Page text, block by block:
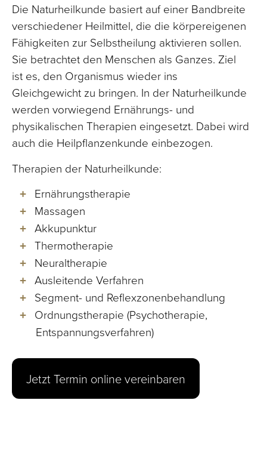
Die Naturheilkunde basiert auf einer Bandbreite
verschiedener Heilmittel, die die körpereigenen
Fähigkeiten zur Selbstheilung aktivieren sollen.
Sie betrachtet den Menschen als Ganzes. Ziel
ist es, den Organismus wieder ins
Gleichgewicht zu bringen. In der Naturheilkunde
werden vorwiegend Ernährungs- und
physikalischen Therapien eingesetzt. Dabei wird
auch die Heilpflanzenkunde einbezogen.
Therapien der Naturheilkunde:
Ernährungstherapie
Massagen
Akkupunktur
Thermotherapie
Neuraltherapie
Ausleitende Verfahren
Segment- und Reflexzonenbehandlung
Ordnungstherapie (Psychotherapie,
Entspannungsverfahren)
Jetzt Termin online vereinbaren